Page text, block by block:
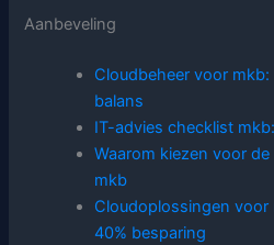
Aanbeveling
Cloudbeheer voor
balans
IT-advies checklist
Waarom kiezen voor
mkb
Cloudoplossingen voor
40% besparing